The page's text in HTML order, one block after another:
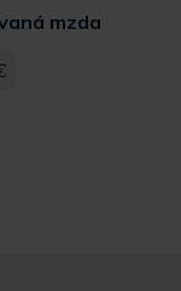
mzda